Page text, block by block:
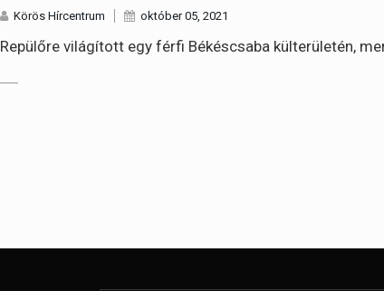
Körös Hírcentrum október 05, 2021
Repülőre világított egy férfi Békéscsaba külterületén,